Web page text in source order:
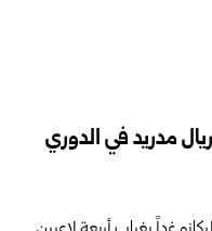
مدريد في الدوري